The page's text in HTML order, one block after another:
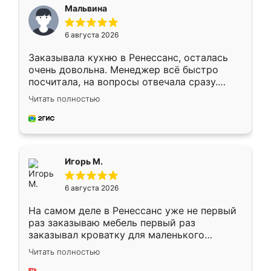
Мальвина
6 августа 2026
Заказывала кухню в Ренессанс, осталась
очень довольна. Менеджер всё быстро
посчитала, на вопросы отвечала сразу.
Замерщик приехал в субботу, подошёл к
делу со всей ответственностью. Собрали
за день, ребята работали аккуратно, даже
Читать полностью
Игорь М.
6 августа 2026
На самом деле в Ренессанс уже не первый
раз заказываю мебель первый раз
заказывал кроватку для маленького
ребёнка при его рождении ,во второй раз
заказал шкаф-купе. По качеству очень
Читать полностью